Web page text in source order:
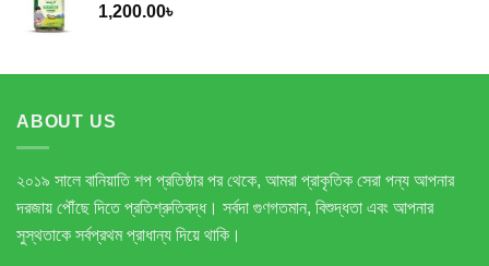
1,200.00৳
ABOUT US
২০১৯ সালে বানিয়াতি শপ প্রতিষ্ঠার পর থেকে, আমরা প্রাকৃতিক সেরা পন্য আপনার
দরজায় পৌঁছে দিতে প্রতিশ্রুতিবদ্ধ। সর্বদা গুণগতমান, বিশুদ্ধতা এবং আপনার
সুস্থতাকে সর্বপ্রথম প্রাধান্য দিয়ে থাকি।